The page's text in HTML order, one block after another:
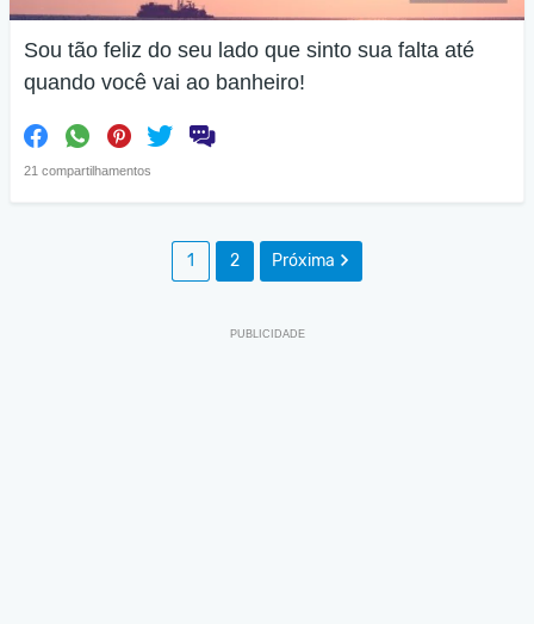
Sou tão feliz do seu lado que sinto sua falta até
quando você vai ao banheiro!
21 compartilhamentos
1 2 Próxima